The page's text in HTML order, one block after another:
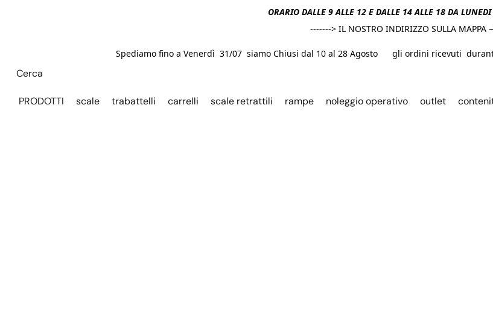
ORARIO DALLE 9 ALLE 12 E DALLE 14 ALLE 18 DA
-------> IL NOSTRO INDIRIZZO SULLA MAPPA
Spediamo fino a Venerdì 31/07 siamo Chiusi dal 10 al 28 Agosto gli ordini ricevuti
PRODOTTI scale trabattelli carrelli scale retrattili rampe noleggio operativo outlet